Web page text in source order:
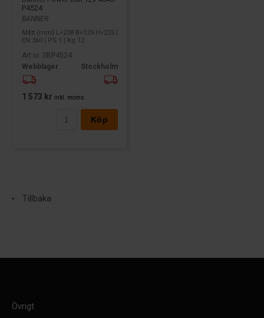
P4524
BANNER
Mått (mm) L=238 B=129 H=225 |
EN:360 | PS:1 | Kg:12
Art nr. SBP4524
Webblager
Stockholm
1 573 kr inkl. moms
Köp
Tillbaka
Övrigt